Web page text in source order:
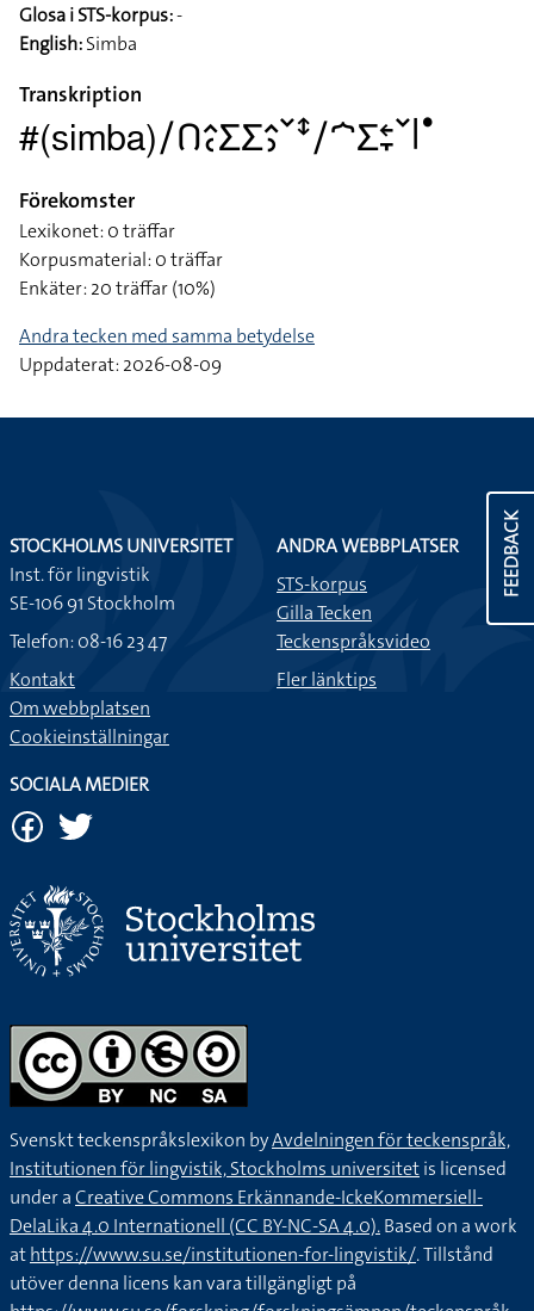
Glosa i STS-korpus:-
English:Simba
Transkription
#(simba)􌥠􌤂􌤵􌥗􌤥􌤥􌤵􌤶􌥧􌥥􌥠􌤀􌤥􌥓􌥙􌥧􌥼􌤟
Förekomster
Lexikonet: 0 träffar
Korpusmaterial: 0 träffar
Enkäter: 20 träffar (10%)
Andra tecken med samma betydelse
Uppdaterat: 2026-08-09
FEEDBACK
STOCKHOLMS UNIVERSITET
Inst. för lingvistik
SE-106 91 Stockholm
Telefon: 08-16 23 47
Kontakt
Om webbplatsen
Cookieinställningar
ANDRA WEBBPLATSER
STS-korpus
Gilla Tecken
Teckenspråksvideo
Fler länktips
SOCIALA MEDIER
Svenskt teckenspråkslexikon byAvdelningen för teckenspråk,
Institutionen för lingvistik, Stockholms universitetis licensed
under aCreative Commons Erkännande-IckeKommersiell-
DelaLika 4.0 Internationell (CC BY-NC-SA 4.0).Based on a work
athttps://www.su.se/institutionen-for-lingvistik/. Tillstånd
utöver denna licens kan vara tillgängligt på